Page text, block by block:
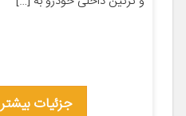
جزئیات بیشتر